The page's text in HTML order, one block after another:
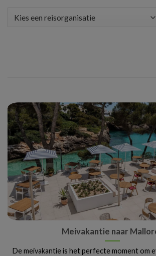
Meivakantie naar
De meivakantie is het perfecte moment om